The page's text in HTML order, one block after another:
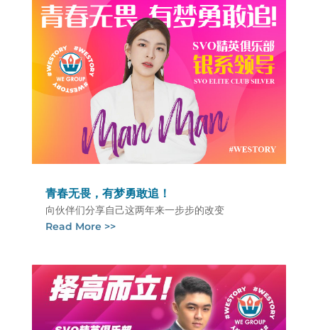
青春无畏，有梦勇敢追！
向伙伴们分享自己这两年来一步步的改变
Read More >>